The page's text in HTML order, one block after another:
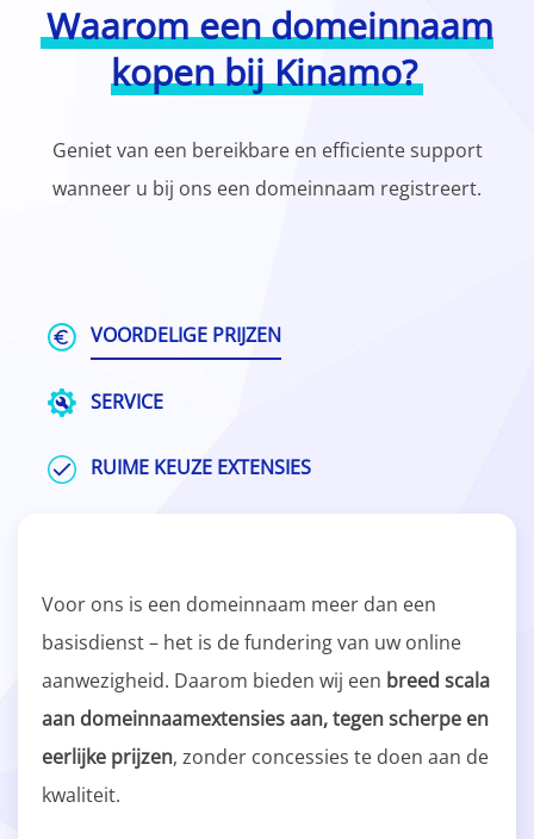
Waarom een domeinnaam
kopen bij Kinamo?
Geniet van een bereikbare en efficiente support
wanneer u bij ons een domeinnaam registreert.
VOORDELIGE PRIJZEN
SERVICE
RUIME KEUZE EXTENSIES
Voor ons is een domeinnaam meer dan een
basisdienst – het is de fundering van uw online
aanwezigheid. Daarom bieden wij een breed scala
aan domeinnaamextensies aan, tegen scherpe en
eerlijke prijzen, zonder concessies te doen aan de
kwaliteit.